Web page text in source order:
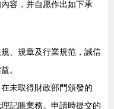
容，并自愿作出如下承
、規章及行業規范，誠信
。
在未取得財政部門頒發的
記賬業務。申請時提交的